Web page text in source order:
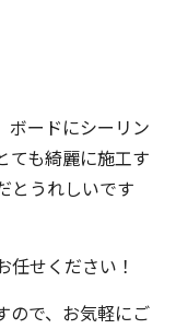
ボードにシーリン
ても綺麗に施工す
とうれしいです
せください！
ので、お気軽にご